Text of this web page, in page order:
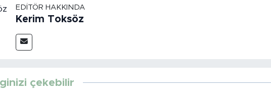
EDITÖR HAKKINDA
Kerim Toksöz
çekebilir